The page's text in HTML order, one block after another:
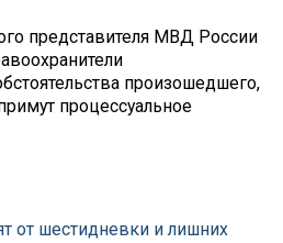
представителя МВД России
произошедшего,
процессуальное
от шестидневки и лишних